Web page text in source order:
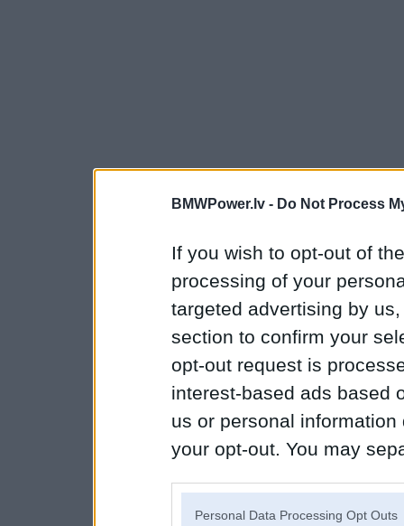
BMWPower.lv - Do Not Process
If you wish to opt-out of
processing of your
targeted advertising by
section to confirm your
opt-out request is
interest-based ads based
us or personal
your opt-out. You may
Personal Data Processing Opt Outs